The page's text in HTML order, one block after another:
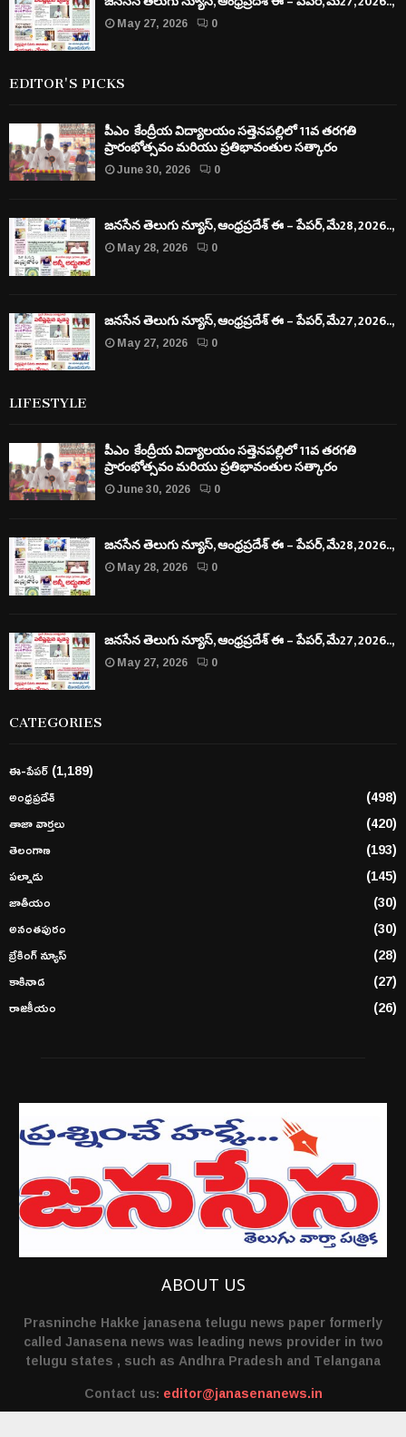
May 27, 2026
0
EDITOR'S PICKS
పీఎం కేంద్రీయ విద్యాలయం సత్తెనపల్లిలో 11వ తరగతి
ప్రారంభోత్సవం మరియు ప్రతిభావంతుల సత్కారం
June 30, 2026
0
జనసేన తెలుగు న్యూస్, ఆంధ్రప్రదేశ్ ఈ – పేపర్, మే28, 2026..,
May 28, 2026
0
జనసేన తెలుగు న్యూస్, ఆంధ్రప్రదేశ్ ఈ – పేపర్, మే27, 2026..,
May 27, 2026
0
LIFESTYLE
పీఎం కేంద్రీయ విద్యాలయం సత్తెనపల్లిలో 11వ తరగతి
ప్రారంభోత్సవం మరియు ప్రతిభావంతుల సత్కారం
June 30, 2026
0
జనసేన తెలుగు న్యూస్, ఆంధ్రప్రదేశ్ ఈ – పేపర్, మే28, 2026..,
May 28, 2026
0
జనసేన తెలుగు న్యూస్, ఆంధ్రప్రదేశ్ ఈ – పేపర్, మే27, 2026..,
May 27, 2026
0
CATEGORIES
ఈ-పేపర్(1,189)
అంధ్రప్రదేశ్
(498)
తాజా వార్తలు
(420)
తెలంగాణ
(193)
పల్నాడు
(145)
జాతీయం
(30)
అనంతపురం
(30)
బ్రేకింగ్ న్యూస్
(28)
కాకినాడ
(27)
రాజకీయం
(26)
ABOUT US
Prasninche Hakke janasena telugu news paper formerly
called Janasena news was leading news provider in two
telugu states , such as Andhra Pradesh and Telangana
Contact us: editor@janasenanews.in